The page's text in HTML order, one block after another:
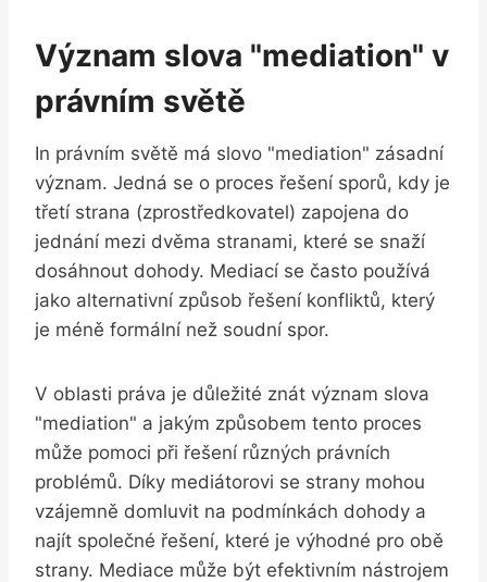
Význam slova "mediation" v
právním světě
In‌ právním světě má slovo "mediation" zásadní
význam. Jedná se ⁢o proces řešení sporů, kdy je
‌třetí⁤ strana (zprostředkovatel) ⁤zapojena ‌do
jednání mezi dvěma ⁤stranami, které se snaží
dosáhnout ⁢dohody. Mediací se často používá
jako alternativní způsob řešení konfliktů, který
je méně formální než⁤ soudní spor.
V oblasti práva je důležité znát význam​ slova
"mediation" a jakým způsobem⁤ tento⁢ proces
může pomoci při řešení různých právních‍
problémů. Díky mediátorovi se strany mohou
vzájemně ⁤domluvit na podmínkách ⁣dohody⁢ a
najít‍ společné řešení, které je výhodné pro obě
strany. Mediace může být⁣ efektivním nástrojem